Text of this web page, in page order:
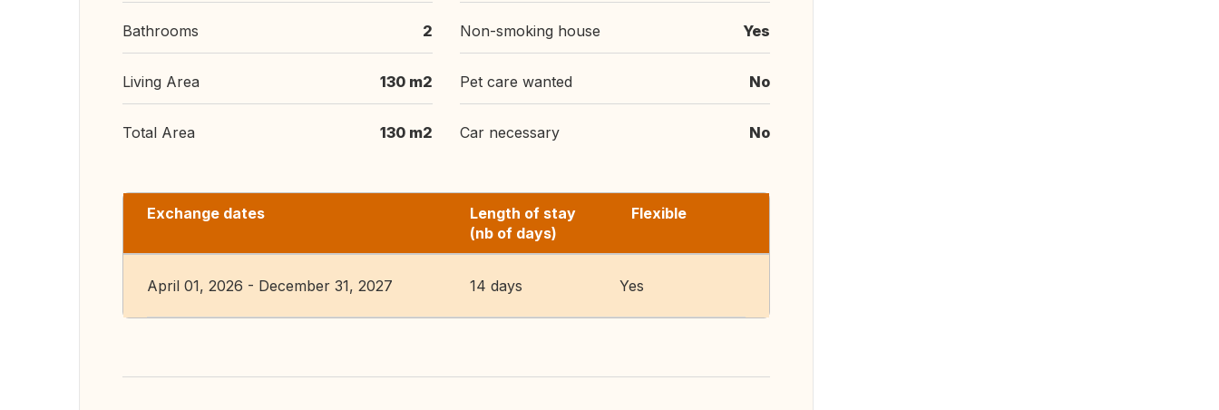
Bathrooms 2
Living Area 130 m2
Total Area 130 m2
Non-smoking house Yes
Pet care wanted No
Car necessary No
Exchange dates
Length of stay
(nb of days)
Flexible
April 01, 2026 - December 31, 2027 14 days Yes